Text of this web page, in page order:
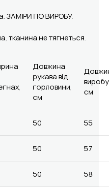
ЗАМІРИ ПО ВИРОБУ.
тканина не тягнеться.
Довжина
рукава від
горловини,
см
см
50 55
50 57
50 58